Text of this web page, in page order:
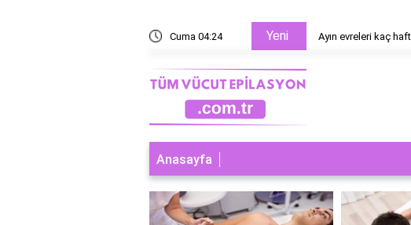
Cuma 04:24 Yeni Ayın evreleri kaç
Anasayfa